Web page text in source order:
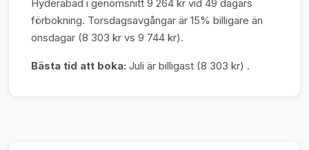
Hyderabad i genomsnitt 9 264 kr vid 49 dagars
förbokning. Torsdagsavgångar är 15% billigare än
onsdagar (8 303 kr vs 9 744 kr).
Bästa tid att boka: Juli är billigast (8 303 kr) .